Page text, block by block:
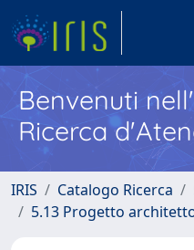
Benvenuti
Ricerca
IRIS Catalogo Ricerca
5.13 Progetto